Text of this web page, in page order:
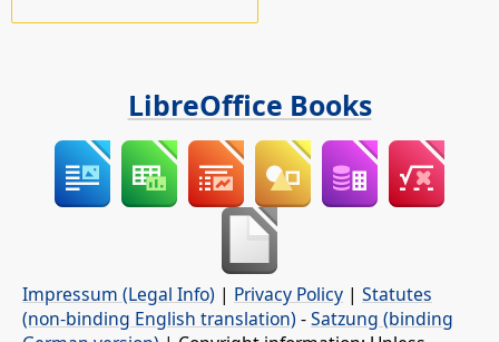
LibreOffice Books
Impressum (Legal Info) | Privacy Policy | Statutes
(non-binding English translation) -Satzung (binding